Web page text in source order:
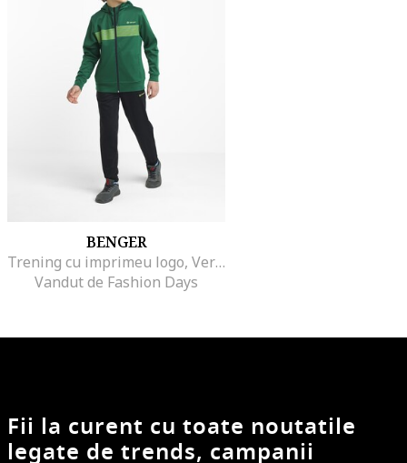
BENGER
Trening cu imprimeu logo, Verde/Negru
Vandut de Fashion Days
Fii la curent cu toate noutatile
legate de trends, campanii